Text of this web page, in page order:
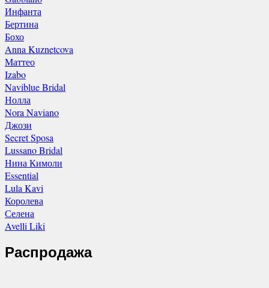
Инфанта
Бертина
Бохо
Anna Kuznetcova
Маттео
Izabo
Naviblue Bridal
Нолла
Nora Naviano
Джози
Secret Sposa
Lussano Bridal
Нина Кимоли
Essential
Lula Kavi
Королева
Селена
Avelli Liki
Распродажа